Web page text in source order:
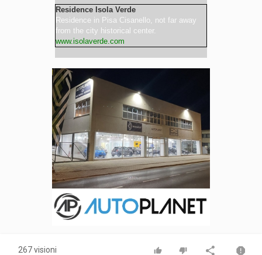
Residence Isola Verde
Residence in Pisa Cisanello, not far away
from the city historical center.
www.isolaverde.com
267 visioni